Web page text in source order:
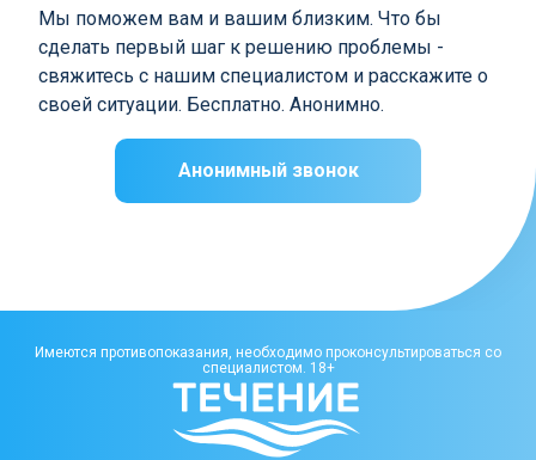
Мы поможем вам и вашим близким. Что бы
сделать первый шаг к решению проблемы -
свяжитесь с нашим специалистом и расскажите о
своей ситуации. Бесплатно. Анонимно.
Анонимный звонок
Имеются противопоказания, необходимо проконсультироваться со
специалистом. 18+